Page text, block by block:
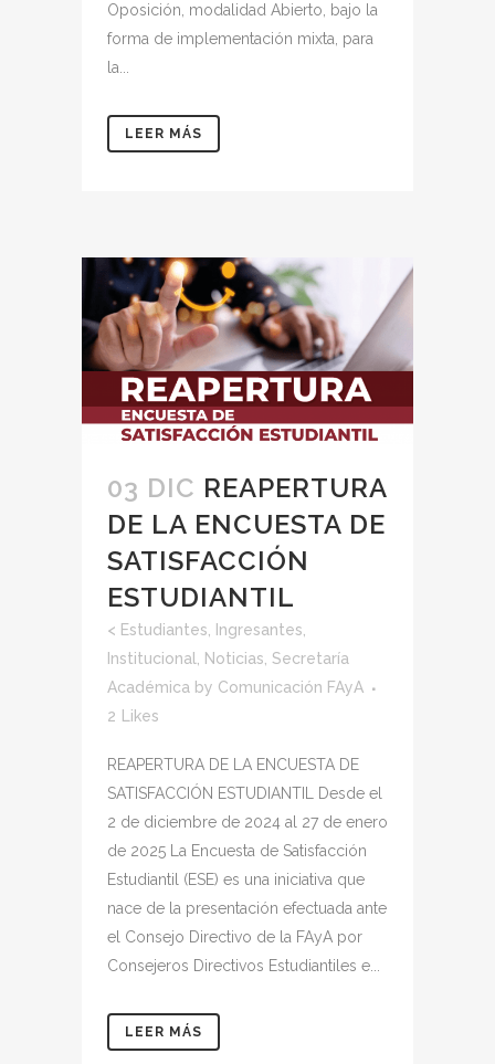
Oposición, modalidad Abierto, bajo la
forma de implementación mixta, para
la...
LEER MÁS
03 DIC REAPERTURA
DE LA ENCUESTA DE
SATISFACCIÓN
ESTUDIANTIL
< Estudiantes Ingresantes
Institucional
Noticias Secretaría
Académica by Comunicación FAyA
2
Likes
REAPERTURA DE LA ENCUESTA DE
SATISFACCIÓN ESTUDIANTIL Desde el
2 de diciembre de 2024 al 27 de enero
de 2025 La Encuesta de Satisfacción
Estudiantil (ESE) es una iniciativa que
nace de la presentación efectuada ante
el Consejo Directivo de la FAyA por
Consejeros Directivos Estudiantiles e...
LEER MÁS